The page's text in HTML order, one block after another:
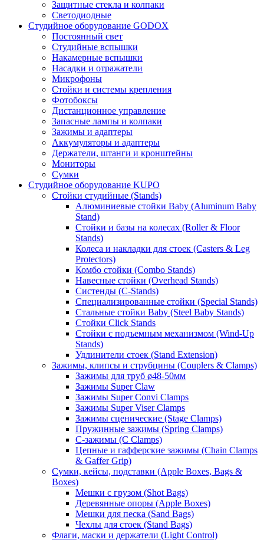
Защитные стекла и колпаки
Светодиодные
Студийное оборудование GODOX
Постоянный свет
Студийные вспышки
Накамерные вспышки
Насадки и отражатели
Микрофоны
Стойки и системы крепления
Фотобоксы
Дистанционное управление
Запасные лампы и колпаки
Зажимы и адаптеры
Аккумуляторы и адаптеры
Держатели, штанги и кронштейны
Мониторы
Сумки
Студийное оборудование KUPO
Стойки студийные (Stands)
Алюминиевые стойки Baby (Aluminum Baby
Stand)
Стойки и базы на колесах (Roller & Floor
Stands)
Колеса и накладки для стоек (Casters & Leg
Protectors)
Комбо стойки (Combo Stands)
Навесные стойки (Overhead Stands)
Систенды (C-Stands)
Специализированные стойки (Special Stands)
Стальные стойки Baby (Steel Baby Stands)
Стойки Click Stands
Стойки с подъемным механизмом (Wind-Up
Stands)
Удлинители стоек (Stand Extension)
Зажимы, клипсы и струбцины (Couplers & Clamps)
Зажимы для труб ø48-50мм
Зажимы Super Claw
Зажимы Super Convi Clamps
Зажимы Super Viser Clamps
Зажимы сценические (Stage Clamps)
Пружинные зажимы (Spring Clamps)
С-зажимы (C Clamps)
Цепные и гафферские зажимы (Chain Clamps
& Gaffer Grip)
Сумки, кейсы, подставки (Apple Boxes, Bags &
Boxes)
Мешки с грузом (Shot Bags)
Деревянные опоры (Apple Boxes)
Мешки для песка (Sand Bags)
Чехлы для стоек (Stand Bags)
Флаги, маски и держатели (Light Control)